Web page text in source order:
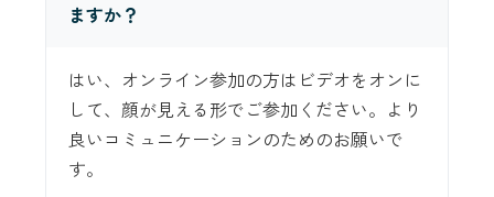
ますか？
はい、オンライン参加の方はビデオをオンに
して、顔が見える形でご参加ください。より
良いコミュニケーションのためのお願いで
す。